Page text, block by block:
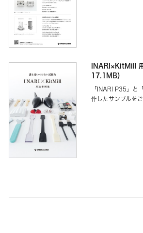
INARI×KitMill 用
17.1MB）
「INARI P35」
作したサンプルを